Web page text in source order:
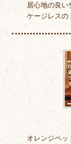
居心地の良
ケージレスの
オレンジペッ